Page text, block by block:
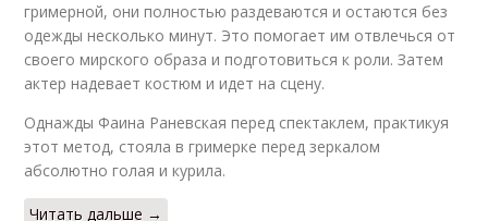
гримерной, они полностью раздеваются и остаются без
одежды несколько минут. Это помогает им отвлечься от
своего мирского образа и подготовиться к роли. Затем
актер надевает костюм и идет на сцену.
Однажды Фаина Раневская перед спектаклем, практикуя
этот метод, стояла в гримерке перед зеркалом
абсолютно голая и курила.
Читать дальше →